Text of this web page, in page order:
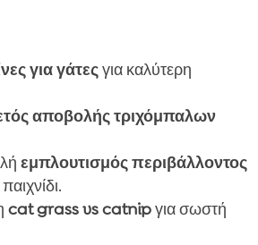
για γάτεςγια καλύτερη
αποβολής τριχόμπαλων
εμπλουτισμός περιβάλλοντος
cat grass vs catnipγια σωστή